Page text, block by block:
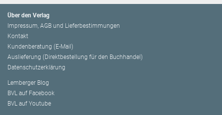
Über den Verlag
Impressum, AGB und Lieferbestimmungen
Kontakt
Kundenberatung (E-Mail)
Auslieferung (Direktbestellung für den Buchhandel)
Datenschutzerklärung
Lemberger Blog
BVL auf Facebook
BVL auf Youtube